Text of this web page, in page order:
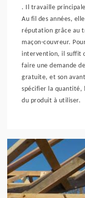
. Il travaille
Au fil des années,
réputation grâce au
maçon-couvreur.
intervention, il suffit
faire une demande
gratuite, et son
spécifier la quantité,
du produit à utiliser.